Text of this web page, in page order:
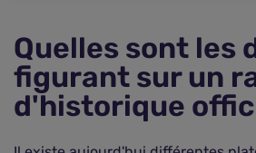
Quelles sont les
figurant sur un
d'historique